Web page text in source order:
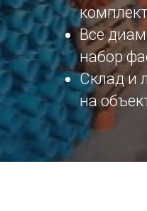
Все
набор
Склад и
на